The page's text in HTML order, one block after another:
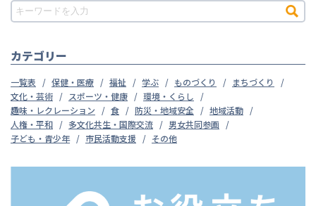
カテゴリー
一覧表 保健・医療 福祉 学ぶ ものづくり
まちづくり
文化・芸術
スポーツ・健康
環境・くらし
趣味・レクレーション
食 防災・地域安全
地域活動
人権・平和
多文化共生・国際交流
男女共同参画
子ども・青少年
市民活動支援 その他